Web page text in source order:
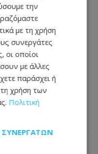
Ξέχασε την
να καεί ολόκληρο
στον
σημείο
την
με τη χρήση
συνεργάτες
οι οποίοι
με άλλες
παράσχει ή
χρήση των
Πολιτική